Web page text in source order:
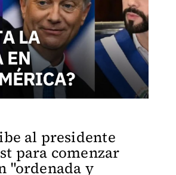
al presidente
para comenzar
"ordenada y